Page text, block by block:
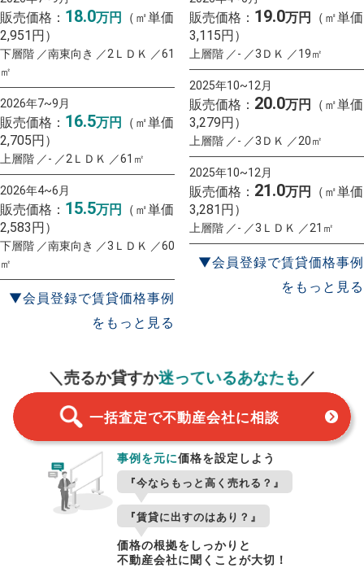
販売価格： 18.0万円
（㎡単価
2,951円）
下層階 ／南東向き ／2ＬＤＫ ／61
㎡
2026年7~9月
販売価格： 16.5万円
（㎡単価
2,705円）
上層階 ／- ／2ＬＤＫ ／61㎡
2026年4~6月
販売価格： 15.5万円
（㎡単価
2,583円）
下層階 ／南東向き ／3ＬＤＫ ／60
㎡
▼会員登録で賃貸価格事例
をもっと見る
販売価格： 19.0万円
（㎡単価
3,115円）
上層階 ／- ／3ＤＫ ／19㎡
2025年10~12月
販売価格： 20.0万円
（㎡単価
3,279円）
上層階 ／- ／3ＤＫ ／20㎡
2025年10~12月
販売価格： 21.0万円
（㎡単価
3,281円）
上層階 ／- ／3ＬＤＫ ／21㎡
▼会員登録で賃貸価格事例
をもっと見る
＼売るか貸すか迷っているあなたも／
一括査定で不動産会社に相談
事例を元に価格を設定しよう
『今ならもっと高く売れる？』
『賃貸に出すのはあり？』
価格の根拠をしっかりと
不動産会社に聞くことが大切！